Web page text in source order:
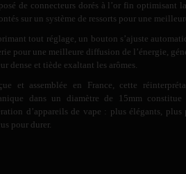
de connecteurs dorés à l’or fin optimisant
sur un système de ressorts pour une
tout réglage, un bouton s’ajuste
pour une meilleure diffusion de l’énergie,
dense et tiède exaltant les arômes.
et assemblée en France, cette
dans un diamètre de 15mm
d’appareils de vape : plus élégants, plus
pour durer.